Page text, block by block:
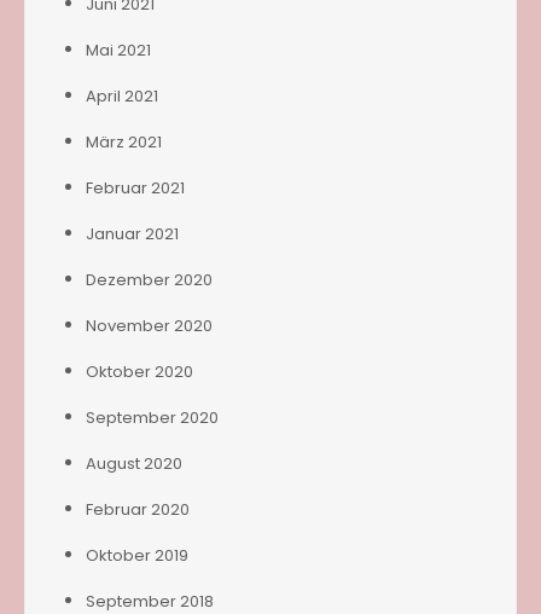
Mai 2021
April 2021
März 2021
Februar 2021
Januar 2021
Dezember 2020
November 2020
Oktober 2020
September 2020
August 2020
Februar 2020
Oktober 2019
September 2018